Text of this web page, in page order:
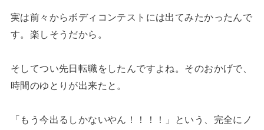
実は前々からボディコンテストには出てみたかったんで
す。楽しそうだから。
そしてつい先日転職をしたんですよね。そのおかげで、
時間のゆとりが出来たと。
「もう今出るしかないやん！！！！」という、完全にノ